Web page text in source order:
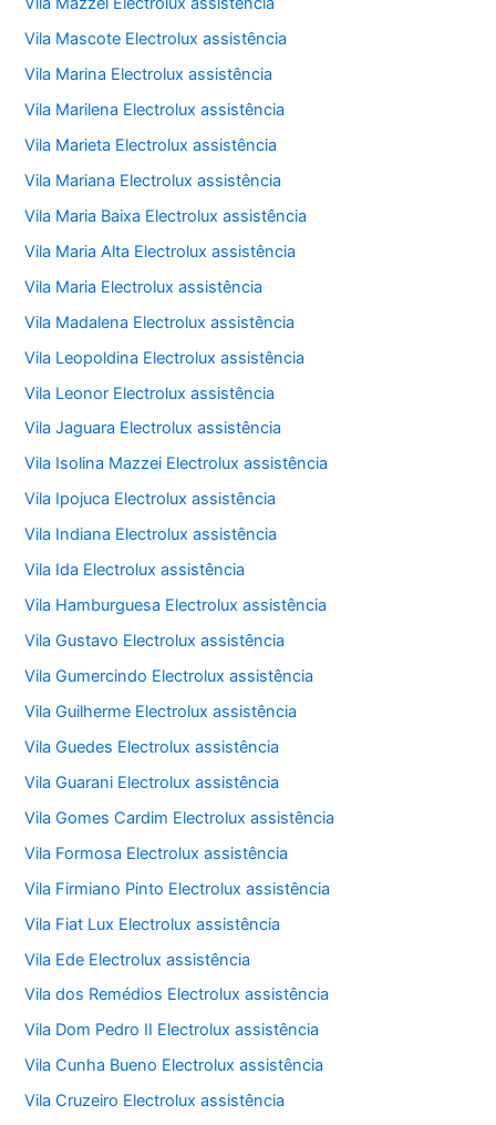
Vila Mascote Electrolux assistência
Vila Marina Electrolux assistência
Vila Marilena Electrolux assistência
Vila Marieta Electrolux assistência
Vila Mariana Electrolux assistência
Vila Maria Baixa Electrolux assistência
Vila Maria Alta Electrolux assistência
Vila Maria Electrolux assistência
Vila Madalena Electrolux assistência
Vila Leopoldina Electrolux assistência
Vila Leonor Electrolux assistência
Vila Jaguara Electrolux assistência
Vila Isolina Mazzei Electrolux assistência
Vila Ipojuca Electrolux assistência
Vila Indiana Electrolux assistência
Vila Ida Electrolux assistência
Vila Hamburguesa Electrolux assistência
Vila Gustavo Electrolux assistência
Vila Gumercindo Electrolux assistência
Vila Guilherme Electrolux assistência
Vila Guedes Electrolux assistência
Vila Guarani Electrolux assistência
Vila Gomes Cardim Electrolux assistência
Vila Formosa Electrolux assistência
Vila Firmiano Pinto Electrolux assistência
Vila Fiat Lux Electrolux assistência
Vila Ede Electrolux assistência
Vila dos Remédios Electrolux assistência
Vila Dom Pedro II Electrolux assistência
Vila Cunha Bueno Electrolux assistência
Vila Cruzeiro Electrolux assistência